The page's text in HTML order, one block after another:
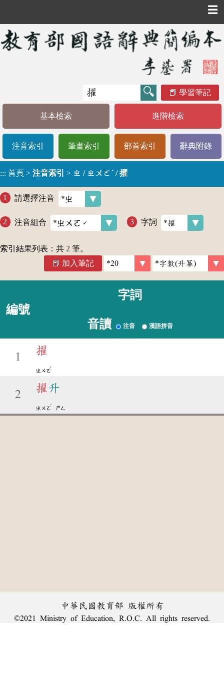
☰
學習筆記
基本檢索 進階檢索
注音索引 筆畫索引 部首索引 辭典附錄
::: 首頁 > 注音索引 > ㄓ / ㄓㄨㄛˊ / 擢
請選擇注音
注音組合 字詞
索引結果列表：共 2 筆。
加入筆記
編號
字詞
音讀 注音 漢語拼音
1
擢
ㄓㄨㄛ
ˊ
2
擢升
ㄓㄨㄛ
ˊ
ㄕㄥ
中華民國教育部 版權所有
©2021 Ministry of Education, R.O.C. All rights reserved.